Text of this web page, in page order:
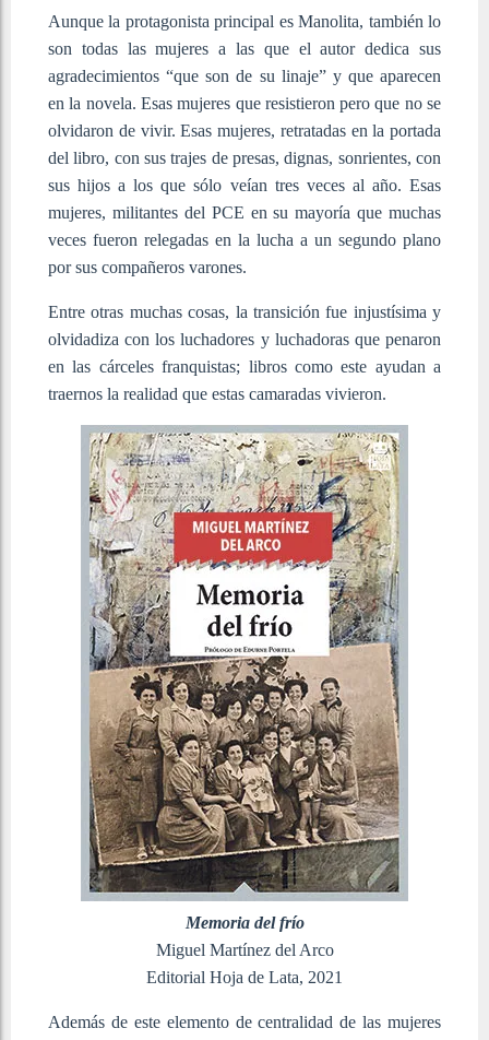
Aunque la protagonista principal es Manolita, también lo
son todas las mujeres a las que el autor dedica sus
agradecimientos “que son de su linaje” y que aparecen
en la novela. Esas mujeres que resistieron pero que no se
olvidaron de vivir. Esas mujeres, retratadas en la portada
del libro, con sus trajes de presas, dignas, sonrientes, con
sus hijos a los que sólo veían tres veces al año. Esas
mujeres, militantes del PCE en su mayoría que muchas
veces fueron relegadas en la lucha a un segundo plano
por sus compañeros varones.
Entre otras muchas cosas, la transición fue injustísima y
olvidadiza con los luchadores y luchadoras que penaron
en las cárceles franquistas; libros como este ayudan a
traernos la realidad que estas camaradas vivieron.
Memoria del frío
Miguel Martínez del Arco
Editorial Hoja de Lata, 2021
Además de este elemento de centralidad de las mujeres